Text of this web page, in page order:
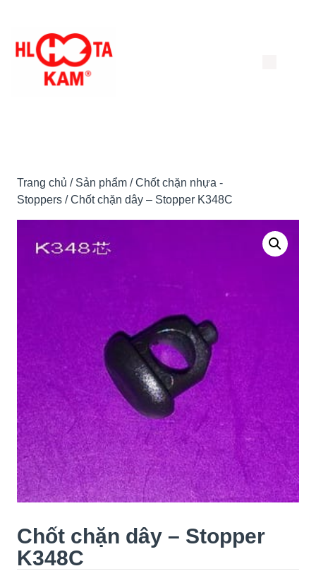
đến
Trang chủ / Sản phẩm /Chốt chặn nhựa -
Stoppers / Chốt chặn dây – Stopper K348C
Chốt chặn dây – Stopper
K348C